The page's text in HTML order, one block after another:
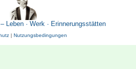
Leben · Werk · Erinnerungsstätten
| Nutzungsbedingungen